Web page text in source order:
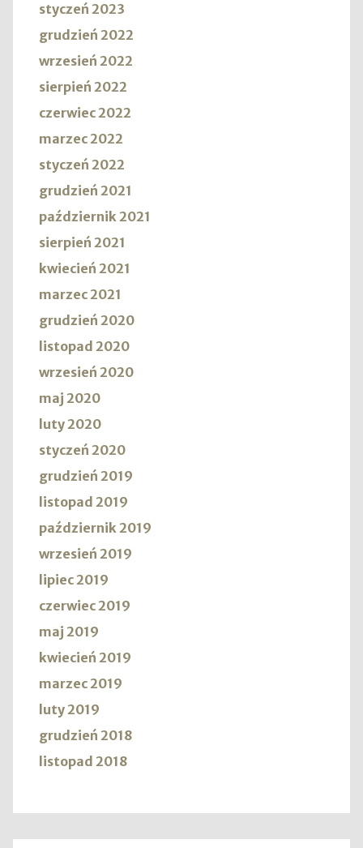
styczeń 2023
grudzień 2022
wrzesień 2022
sierpień 2022
czerwiec 2022
marzec 2022
styczeń 2022
grudzień 2021
październik 2021
sierpień 2021
kwiecień 2021
marzec 2021
grudzień 2020
listopad 2020
wrzesień 2020
maj 2020
luty 2020
styczeń 2020
grudzień 2019
listopad 2019
październik 2019
wrzesień 2019
lipiec 2019
czerwiec 2019
maj 2019
kwiecień 2019
marzec 2019
luty 2019
grudzień 2018
listopad 2018